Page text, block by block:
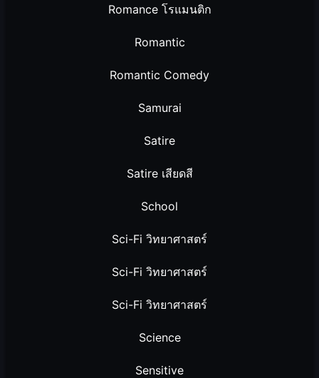
Romance โรแมนติก
Romantic
Romantic Comedy
Samurai
Satire
Satire เสียดสี
School
Sci-Fi วิทยาศาสตร์
Sci-Fi วิทยาศาสตร์
Sci-Fi วิทยาศาสตร์
Science
Sensitive